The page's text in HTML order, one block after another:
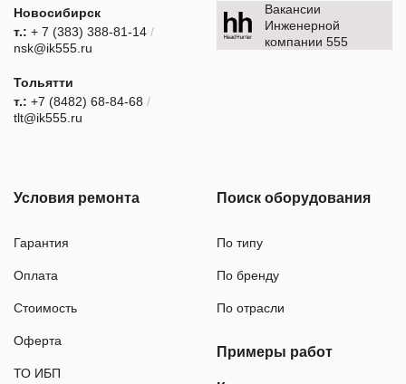
Новосибирск
т.: + 7 (383) 388-81-14 /
nsk@ik555.ru
Тольятти
т.: +7 (8482) 68-84-68 /
tlt@ik555.ru
Вакансии
Инженерной
компании 555
Условия ремонта
Гарантия
Оплата
Стоимость
Оферта
ТО ИБП
Поиск оборудования
По типу
По бренду
По отрасли
Примеры работ